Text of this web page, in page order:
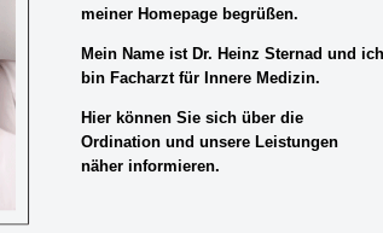
meiner Homepage begrüßen.
Mein Name ist Dr. Heinz Sternad und ich
bin Facharzt für Innere Medizin.
Hier können Sie sich über die
Ordination und unsere Leistungen
näher informieren.